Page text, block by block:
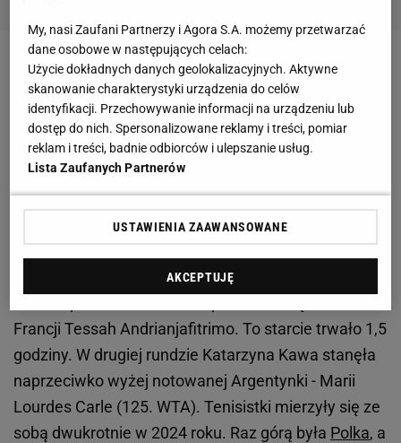
Zobacz wideoDaria Abramowicz wciąż pomaga
Idze Świątek? Ferszter: Powinna się wytłumaczyć
przed dziennikarzami
Katarzyna Kawa walczy o udział w Rolandzie
Garrosie
Do tej pory tak się nie stało, więc musi brać udział w
Rolanda Garrosa
Francji Tessah Andrianjafitrimo. To starcie trwało 1,5
godziny. W drugiej rundzie Katarzyna Kawa stanęła
naprzeciwko wyżej notowanej Argentynki - Marii
Lourdes Carle (125. WTA). Tenisistki mierzyły się ze
sobą dwukrotnie w 2024 roku. Raz górą była Polka, a
My, nasi Zaufani Partnerzy i Agora S.A. możemy przetwarzać
dane osobowe w następujących celach:
Użycie dokładnych danych geolokalizacyjnych. Aktywne
skanowanie charakterystyki urządzenia do celów
identyfikacji. Przechowywanie informacji na urządzeniu lub
dostęp do nich. Spersonalizowane reklamy i treści, pomiar
reklam i treści, badnie odbiorców i ulepszanie usług.
Lista Zaufanych Partnerów
USTAWIENIA ZAAWANSOWANE
AKCEPTUJĘ